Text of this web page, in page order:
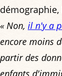
démographie,
« Non, il n'y a
encore moins
partir des
enfants